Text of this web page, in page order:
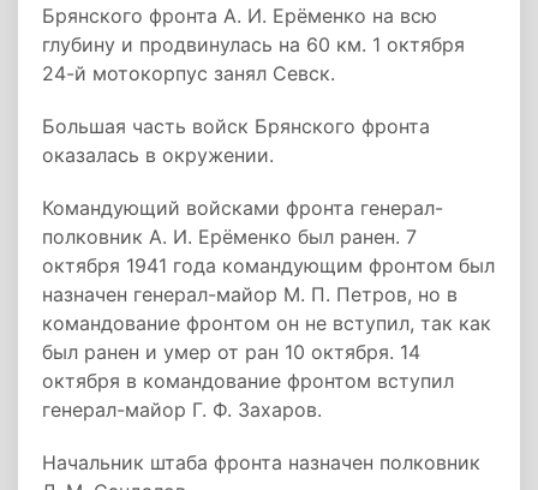
Брянского фронта А. И. Ерёменко на всю
глубину и продвинулась на 60 км. 1 октября
24-й мотокорпус занял Севск.
Большая часть войск Брянского фронта
оказалась в окружении.
Командующий войсками фронта генерал-
полковник А. И. Ерёменко был ранен. 7
октября 1941 года командующим фронтом был
назначен генерал-майор М. П. Петров, но в
командование фронтом он не вступил, так как
был ранен и умер от ран 10 октября. 14
октября в командование фронтом вступил
генерал-майор Г. Ф. Захаров.
Начальник штаба фронта назначен полковник